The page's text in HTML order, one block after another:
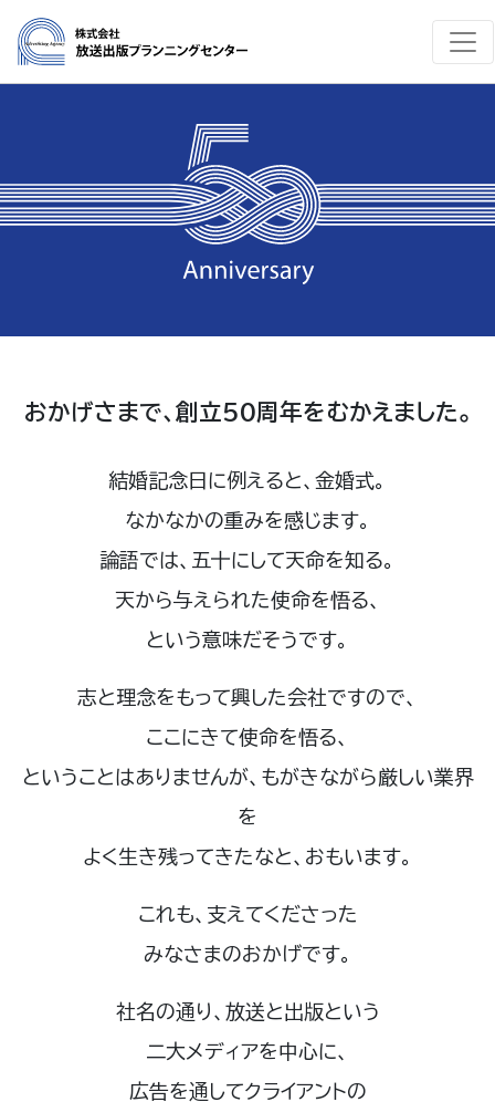
おかげさまで、創立50周年をむかえました。
結婚記念日に例えると、金婚式。
なかなかの重みを感じます。
論語では、五十にして天命を知る。
天から与えられた使命を悟る、
という意味だそうです。
志と理念をもって興した会社ですので、
ここにきて使命を悟る、
ということはありませんが、もがきながら厳しい業界
を
よく生き残ってきたなと、おもいます。
これも、支えてくださった
みなさまのおかげです。
社名の通り、放送と出版という
二大メディアを中心に、
広告を通してクライアントの